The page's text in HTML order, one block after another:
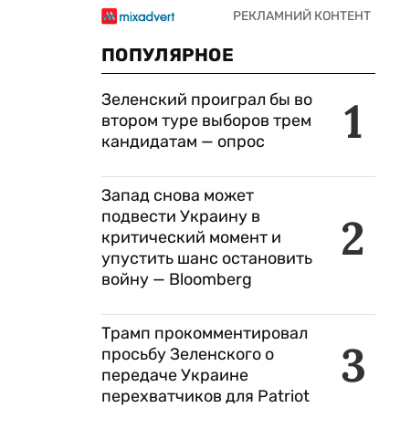
ПОПУЛЯРНОЕ
1
Зеленский проиграл бы во
втором туре выборов трем
кандидатам — опрос
2
Запад снова может
подвести Украину в
критический момент и
упустить шанс остановить
войну — Bloomberg
3
Трамп прокомментировал
просьбу Зеленского о
передаче Украине
перехватчиков для Patriot